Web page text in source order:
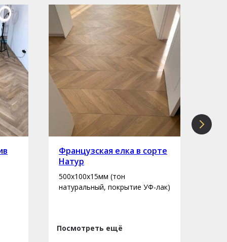
Французская елка в сорте
Натур
500х100х15мм (тон
натуральный, покрытие УФ-лак)
Посмотреть ещё